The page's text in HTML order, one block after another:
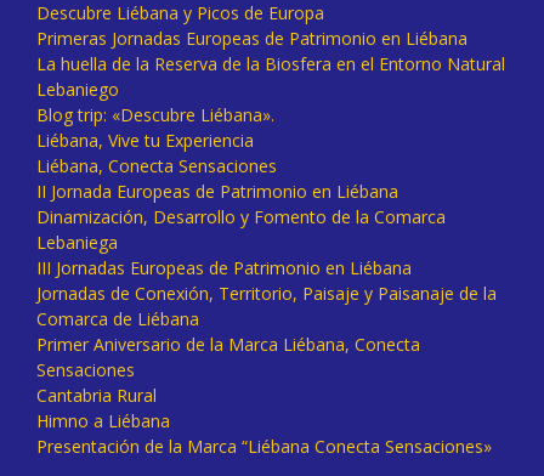
Descubre Liébana y Picos de Europa
Primeras Jornadas Europeas de Patrimonio en Liébana
La huella de la Reserva de la Biosfera en el Entorno Natural
Lebaniego
Blog trip: «Descubre Liébana».
Liébana, Vive tu Experiencia
Liébana, Conecta Sensaciones
II Jornada Europeas de Patrimonio en Liébana
Dinamización, Desarrollo y Fomento de la Comarca
Lebaniega
III Jornadas Europeas de Patrimonio en Liébana
Jornadas de Conexión, Territorio, Paisaje y Paisanaje de la
Comarca de Liébana
Primer Aniversario de la Marca Liébana, Conecta
Sensaciones
Cantabria Rural
Himno a Liébana
Presentación de la Marca “Liébana Conecta Sensaciones»